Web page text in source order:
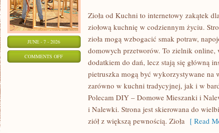
JUNE - 7 - 2026
COMMENTS OFFON
Zioła od Kuchni to internetowy zakątek
ziołową kuchnię w codziennym życiu.
zioła mogą wzbogacić smak potraw,
domowych przetworów. To zielnik online,
dodatkiem do dań, lecz stają się główną
pietruszka mogą być wykorzystywane na
zarówno w kuchni tradycyjnej, jak i w
Polecam DIY – Domowe Mieszanki i
i Nalewki. Strona jest skierowana do
ziół z większą pewnością. Zioła [ Read